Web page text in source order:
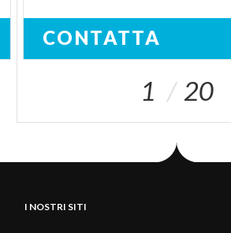
CONTATTA
1 20
I NOSTRI SITI